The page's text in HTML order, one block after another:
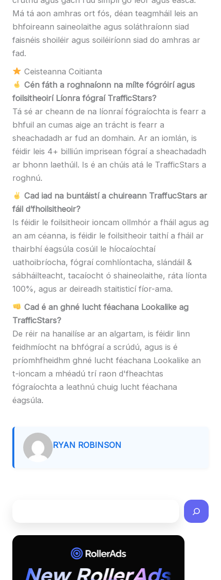
Má tá aon amhras ort fós, déan teagmháil leis an
bhfoireann saineolaithe agus soláthraíonn siad
faisnéis shoiléir agus soiléiríonn siad do amhras ar
fad.
Ceisteanna Coitianta
Cén fáth a roghnaíonn na mílte fógróirí agus
foilsitheoirí Líonra fógraí TrafficStars?
Tá sé ar cheann de na líonraí fógraíochta is fearr a
bhfuil an cumas aige an trácht is fearr a
sheachadadh ar fud an domhain. Ar an iomlán, is
féidir leis 4+ billiún imprisean fógraí a sheachadadh
ar bhonn laethúil. Is é an chúis atá le TrafficStars a
roghnú.
Cad iad na buntáistí a chuireann TraffucStars ar
fáil d’fhoilsitheoir?
Is féidir le foilsitheoir ioncam ollmhór a fháil agus ag
an am céanna, is féidir le foilsitheoir taithí a fháil ar
thairbhí éagsúla cosúil le híocaíochtaí
uathoibríocha, fógraí comhlíontacha, slándáil &
sábháilteacht, tacaíocht ó shaineolaithe, ráta líonta
100%, agus ar deireadh staitisticí fíor-ama.
Cad é an ghné lucht féachana Lookalike ag
TrafficStars?
De réir na hanailíse ar an algartam, is féidir linn
feidhmíocht na bhfógraí a scrúdú, agus is é
príomhfheidhm ghné lucht féachana Lookalike an
t-ioncam a mhéadú trí raon d'fheachtas
fógraíochta a leathnú chuig lucht féachana
éagsúla.
RYAN ROBINSON